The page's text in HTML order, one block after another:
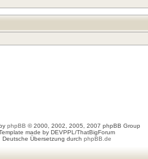
phpBB © 2000, 2002, 2005, 2007 phpBB Group
made by DEVPPL /ThatBigForum
Deutsche Übersetzung durch phpBB.de